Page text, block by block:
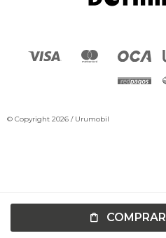
COMPRAR
© Copyright 2026 / Urumobil